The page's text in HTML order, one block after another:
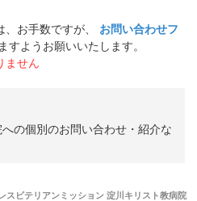
お手数ですが、
お問い合わせフ
すようお願いいたします。
ません
の個別のお問い合わせ・紹介な
スビテリアンミッション 淀川キリスト教病院